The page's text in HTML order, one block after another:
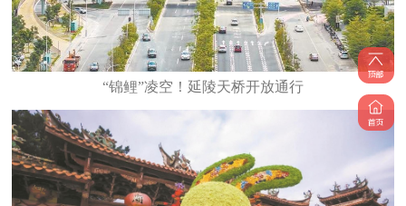
“锦鲤”凌空！延陵天桥开放通行